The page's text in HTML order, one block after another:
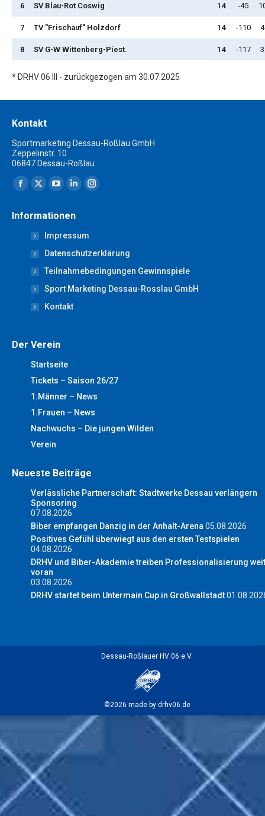
6 SV Blau-Rot Coswig 14 -45
7 TV "Frischauf" Holzdorf 14 -110
8 SV G-W Wittenberg-Piest. 14 -117
* DRHV 06 III - zurückgezogen am 30.07.2025
Kontakt
Sportmarketing Dessau-Roßlau GmbH
Zeppelinstr. 10
06847 Dessau-Roßlau
Finden Sie uns auf:
Facebook
opens
new
window
X
opens
in
new
window
YouTube
opens
in
new
window
Linkedin
opens
in
new
window
Instagram
new
window
Informationen
Impressum
Datenschutzerklärung
Teilnahmebedingungen Gewinnspiele
Sport Marketing Dessau-Rosslau GmbH
Kontakt
Der Verein
Startseite
Tickets – Saison 26/27
1.Männer – News
1.Frauen – News
Nachwuchs – Die jungen Wilden
Verein
Neueste Beiträge
Verlässliche Partnerschaft: Stadtwerke Dessau verlängern
Sponsoring
07.08.2026
Biber empfangen Danzig in der Anhalt-Arena 05.08.2026
Positives Gefühl überwiegt aus den ersten Testspielen
04.08.2026
DRHV und Biber-Akademie treiben Professionalisierung
voran
03.08.2026
DRHV startet beim Untermain Cup in Großwallstadt
Dessau-Roßlauer HV 06 e.V.
©2026 made by drhv06.de